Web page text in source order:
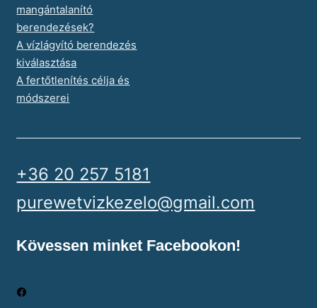
mangántalanító
berendezések?
A vízlágyító berendezés
kiválasztása
A fertőtlenítés célja és
módszerei
+36 20 257 5181
purewetvizkezelo@gmail.com
Kövessen minket Facebookon!